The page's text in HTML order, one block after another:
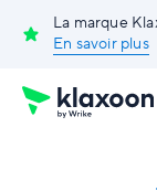
La marque
En savoir plus